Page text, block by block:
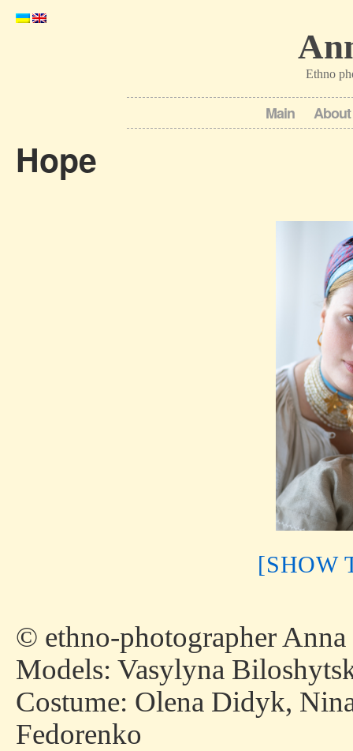
Ethno
Main
Hope
[SHOW
© ethno-photographer Anna
Models: Vasylyna
Costume: Olena Didyk,
Fedorenko